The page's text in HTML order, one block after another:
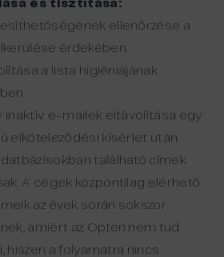
és tisztítása:
ellenőrzése a
érdekében.
a lista higiéniájának
inaktív e-mailek eltávolítása egy
elköteleződési kísérlet után.
található címek
A cégek központilag elérhető
az évek során sokszor
amiért az Opten nem tud
hiszen a folyamatra nincs